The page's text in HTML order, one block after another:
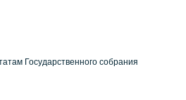
Государственного собрания